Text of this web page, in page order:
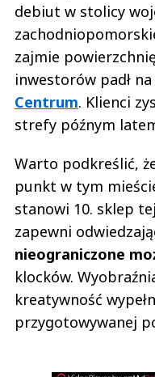
debiut w stolicy
zajmie
inwestorów padł
Centrum. Klienci
strefy późnym
Warto podkreślić,
punkt w tym
stanowi 10. sklep
zapewni
nieograniczone
klocków.
kreatywność
przygotowywanej